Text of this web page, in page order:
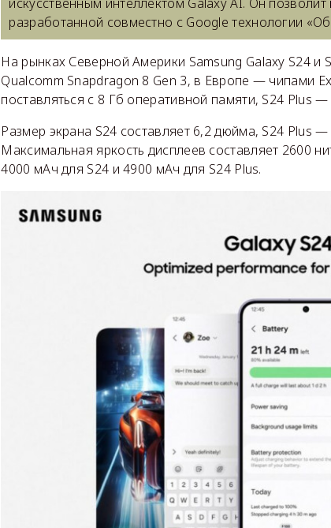
искусственным интеллектом Galaxy AI. Он
разработанной совместно с Google технологии
На рынках Северной Америки Samsung Galaxy S24 и
Qualcomm Snapdragon 8 Gen 3, в Европе — чипами
поставляться с 8 Гб оперативной памяти, S24 Plus —
Размер экрана S24 составляет 6,2 дюйма, S24 Plus
Максимальная яркость дисплеев составляет 2600
4000 мАч для S24 и 4900 мАч для S24 Plus.